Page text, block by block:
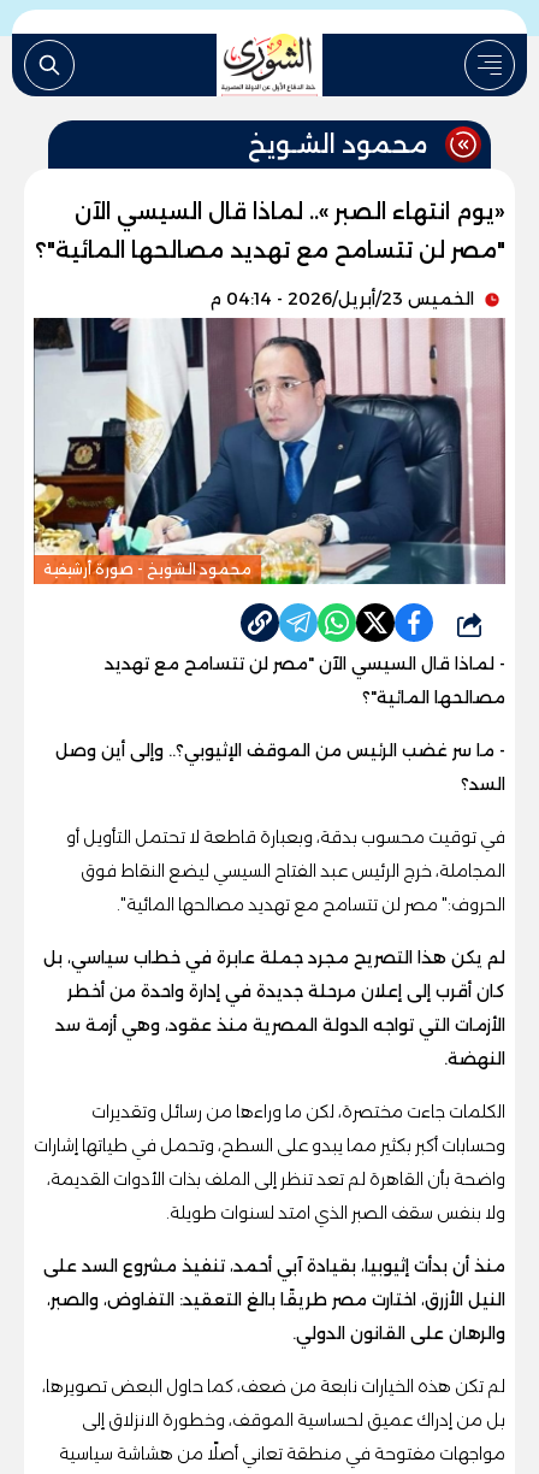
محمود الشـويخ
«يوم انتهاء الصبر ».. لماذا قال السيسي الآن
"مصر لن تتسامح مع تهديد مصالحها المائية"؟
الخميس 23/أبريل/2026 - 04:14 م
محمود الشويخ - صورة أرشيفية
شارك
- لماذا قال السيسي الآن "مصر لن تتسامح مع تهديد
مصالحها المائية"؟
- ما سر غضب الرئيس من الموقف الإثيوبي؟.. وإلى أين وصل
السد؟
في توقيت محسوب بدقة، وبعبارة قاطعة لا تحتمل التأويل أو
المجاملة، خرج الرئيس عبد الفتاح السيسي ليضع النقاط فوق
الحروف:" مصر لن تتسامح مع تهديد مصالحها المائية".
لم يكن هذا التصريح مجرد جملة عابرة في خطاب سياسي، بل
كان أقرب إلى إعلان مرحلة جديدة في إدارة واحدة من أخطر
الأزمات التي تواجه الدولة المصرية منذ عقود، وهي أزمة سد
النهضة.
الكلمات جاءت مختصرة، لكن ما وراءها من رسائل وتقديرات
وحسابات أكبر بكثير مما يبدو على السطح، وتحمل في طياتها إشارات
واضحة بأن القاهرة لم تعد تنظر إلى الملف بذات الأدوات القديمة،
ولا بنفس سقف الصبر الذي امتد لسنوات طويلة.
منذ أن بدأت إثيوبيا، بقيادة آبي أحمد، تنفيذ مشروع السد على
النيل الأزرق، اختارت مصر طريقًا بالغ التعقيد: التفاوض، والصبر،
والرهان على القانون الدولي.
لم تكن هذه الخيارات نابعة من ضعف، كما حاول البعض تصويرها،
بل من إدراك عميق لحساسية الموقف، وخطورة الانزلاق إلى
مواجهات مفتوحة في منطقة تعاني أصلًا من هشاشة سياسية